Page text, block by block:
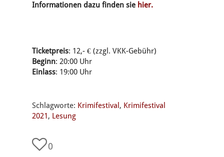
Informationen dazu finden sie hier.
Ticketpreis: 12,- € (zzgl. VKK-Gebühr)
Beginn: 20:00 Uhr
Einlass: 19:00 Uhr
Schlagworte: Krimifestival , Krimifestival
2021, Lesung
0